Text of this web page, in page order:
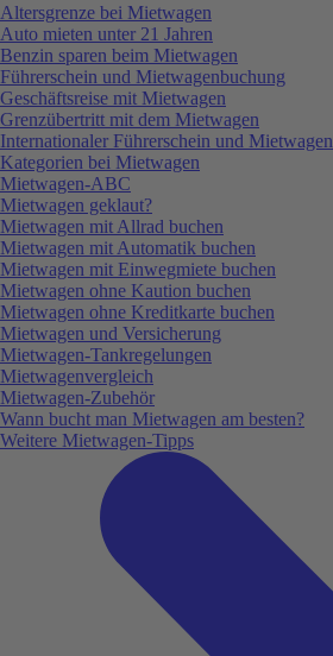
Altersgrenze bei Mietwagen
Auto mieten unter 21 Jahren
Benzin sparen beim Mietwagen
Führerschein und Mietwagenbuchung
Geschäftsreise mit Mietwagen
Grenzübertritt mit dem Mietwagen
Internationaler Führerschein und Mietwagen
Kategorien bei Mietwagen
Mietwagen-ABC
Mietwagen geklaut?
Mietwagen mit Allrad buchen
Mietwagen mit Automatik buchen
Mietwagen mit Einwegmiete buchen
Mietwagen ohne Kaution buchen
Mietwagen ohne Kreditkarte buchen
Mietwagen und Versicherung
Mietwagen-Tankregelungen
Mietwagenvergleich
Mietwagen-Zubehör
Wann bucht man Mietwagen am besten?
Weitere Mietwagen-Tipps